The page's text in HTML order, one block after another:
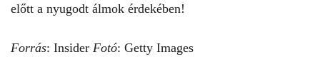
előtt a nyugodt álmok érdekében!
Forrás: Insider Fotó: Getty Images